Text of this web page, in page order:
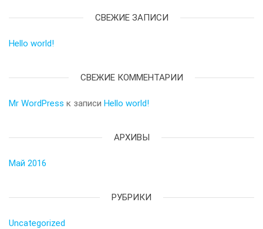
СВЕЖИЕ ЗАПИСИ
Hello world!
СВЕЖИЕ КОММЕНТАРИИ
Mr WordPress к записи Hello world!
АРХИВЫ
Май 2016
РУБРИКИ
Uncategorized